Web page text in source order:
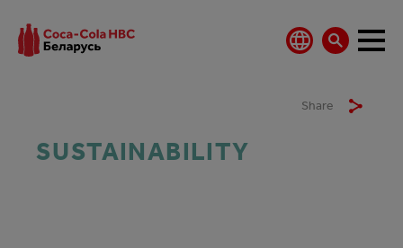
Share
SUSTAINABILITY